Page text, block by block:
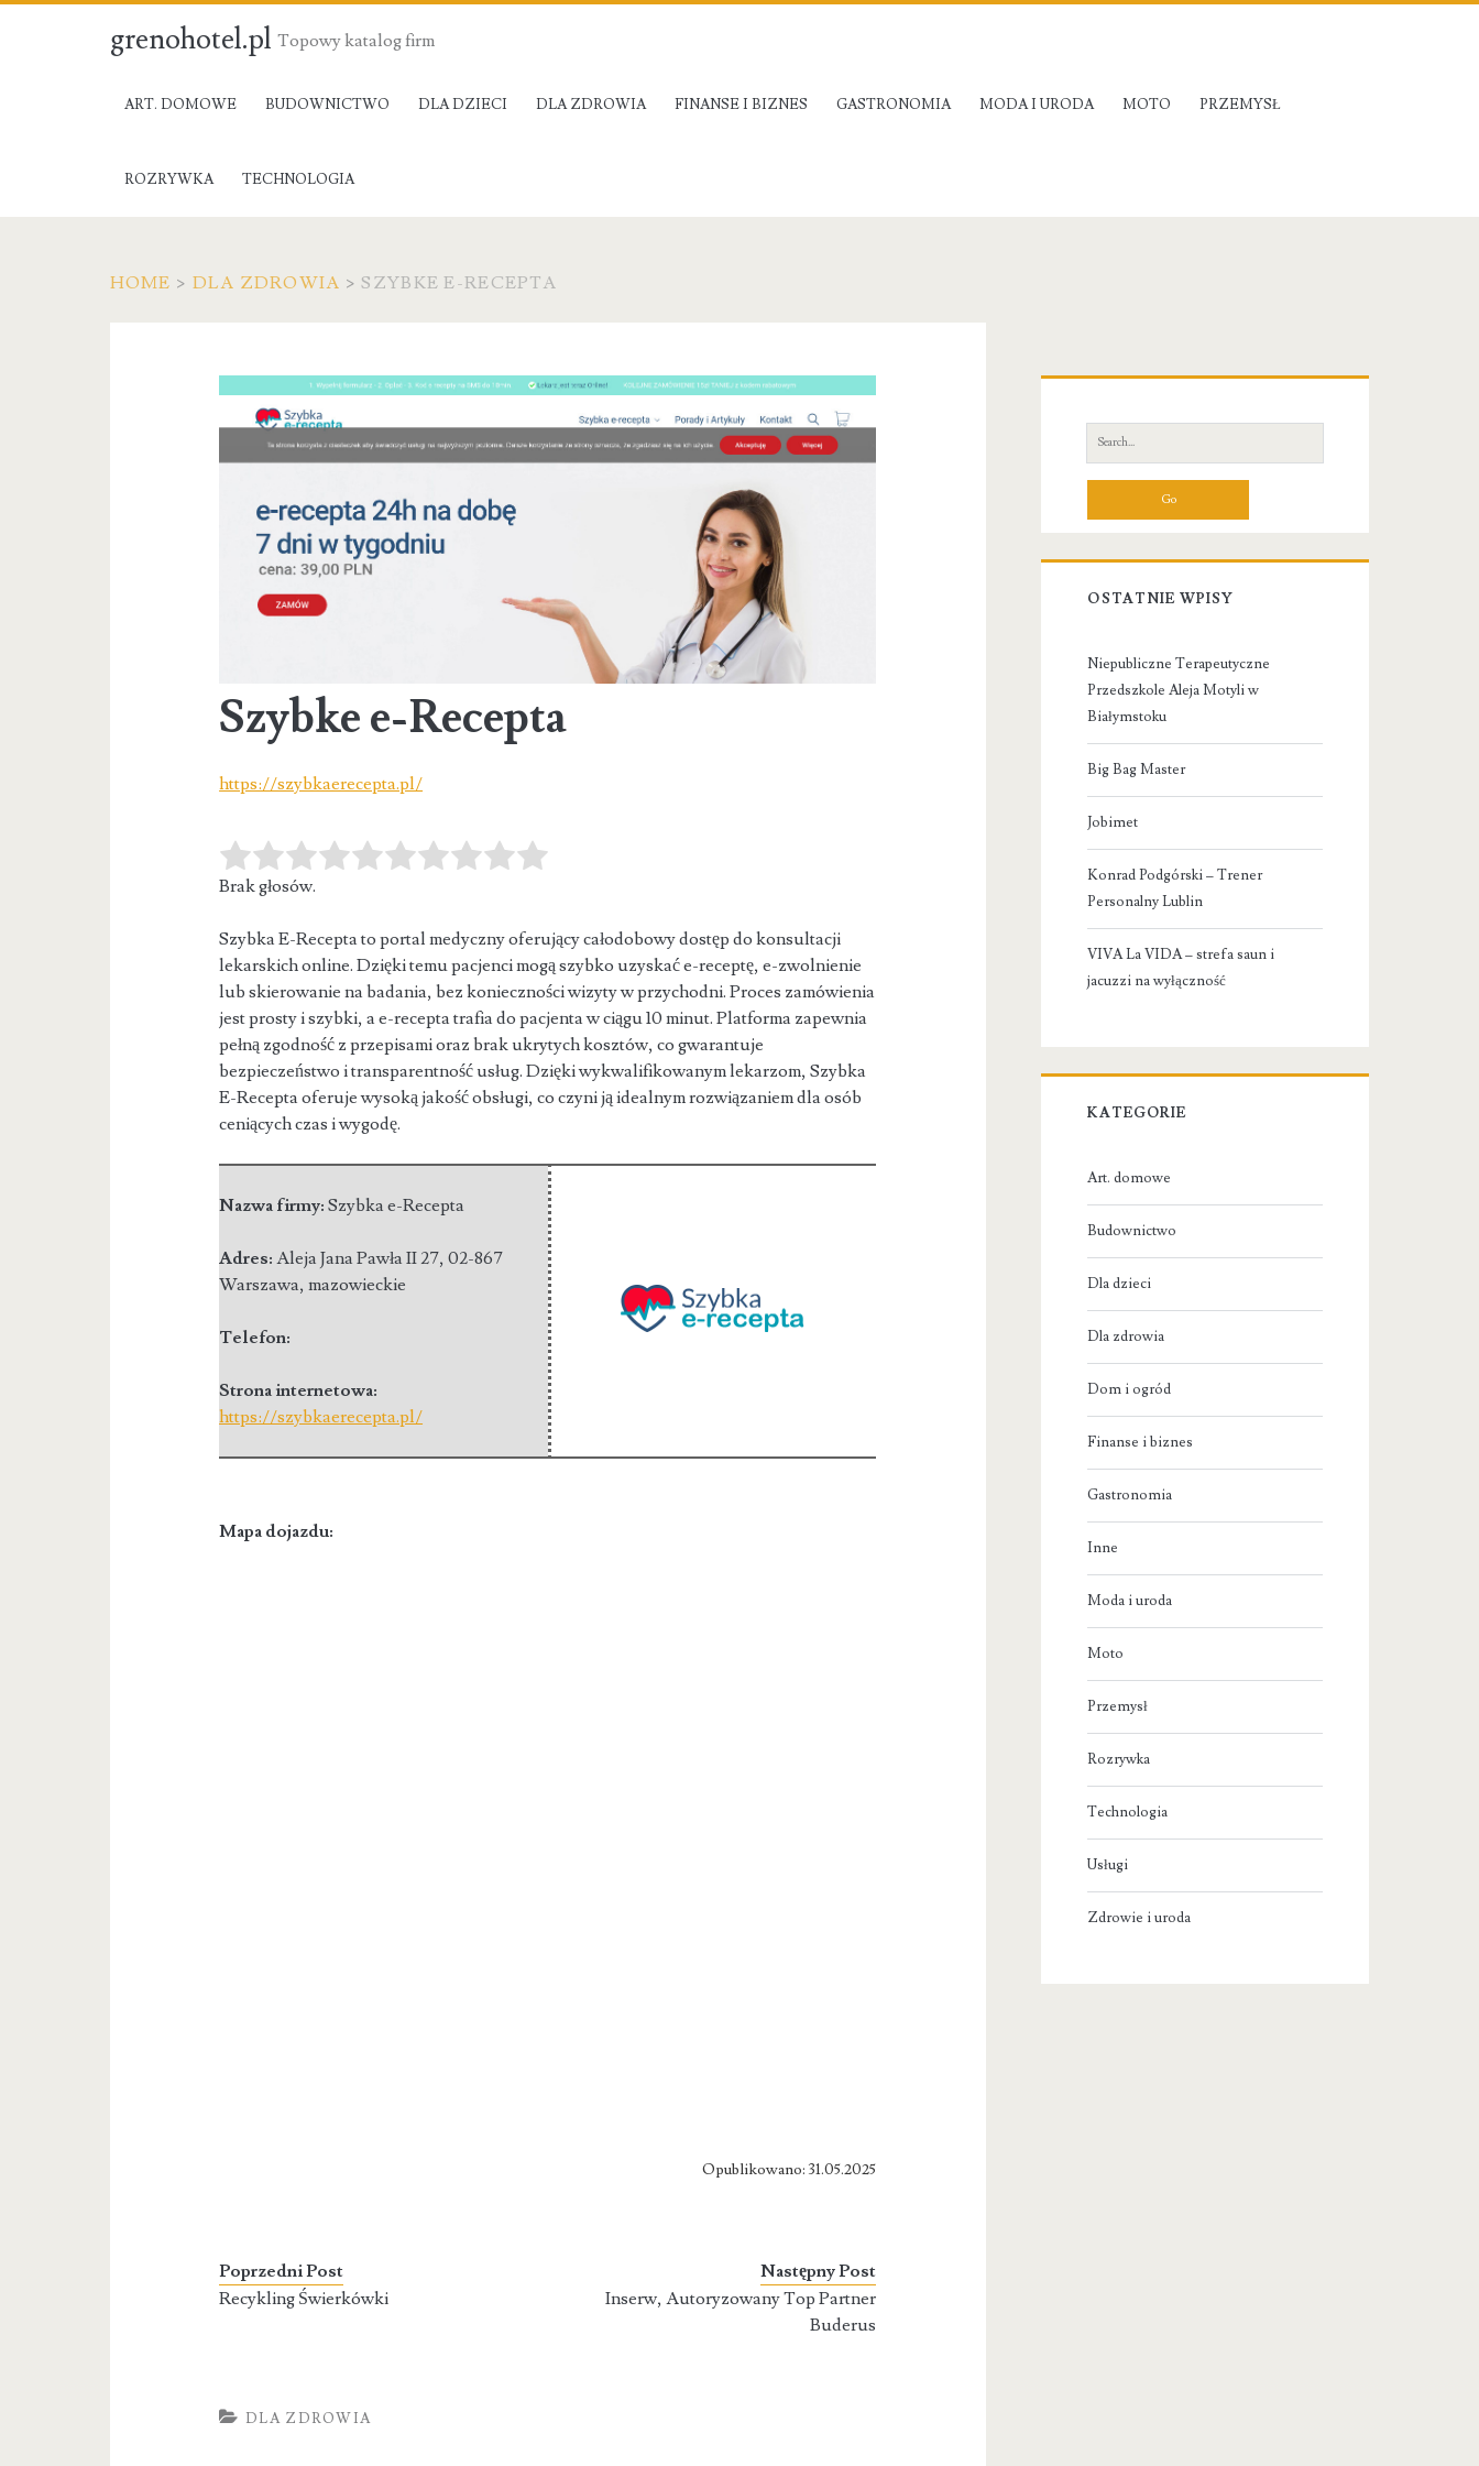
grenohotel.pl Topowy katalog firm
ART. DOMOWE BUDOWNICTWO DLA DZIECI DLA ZDROWIA FINANSE I BIZNES GASTRONOMIA MODA I URODA MOTO PRZEMYSŁ
ROZRYWKA TECHNOLOGIA
HOME > DLA ZDROWIA >SZYBKE E-RECEPTA
Szybke e-Recepta
https://szybkaerecepta.pl/
Brak głosów.
Szybka E-Recepta to portal medyczny oferujący całodobowy dostęp do konsultacji
lekarskich online. Dzięki temu pacjenci mogą szybko uzyskać e-receptę, e-zwolnienie
lub skierowanie na badania, bez konieczności wizyty w przychodni. Proces zamówienia
jest prosty i szybki, a e-recepta trafia do pacjenta w ciągu 10 minut. Platforma zapewnia
pełną zgodność z przepisami oraz brak ukrytych kosztów, co gwarantuje
bezpieczeństwo i transparentność usług. Dzięki wykwalifikowanym lekarzom, Szybka
E-Recepta oferuje wysoką jakość obsługi, co czyni ją idealnym rozwiązaniem dla osób
ceniących czas i wygodę.
Nazwa firmy:Szybka e-Recepta
Adres:Aleja Jana Pawła II 27,02-867
Warszawa,mazowieckie
Telefon:
Strona internetowa:
https://szybkaerecepta.pl/
Mapa dojazdu:
Opublikowano: 31.05.2025
Poprzedni Post
Recykling Świerkówki
Następny Post
Inserw, Autoryzowany Top Partner
Buderus
DLA ZDROWIA
Sidebar
Search
for:
OSTATNIE WPISY
Niepubliczne Terapeutyczne
Przedszkole Aleja Motyli w
Białymstoku
Big Bag Master
Jobimet
Konrad Podgórski – Trener
Personalny Lublin
VIVA La VIDA – strefa saun i
jacuzzi na wyłączność
KATEGORIE
Art. domowe
Budownictwo
Dla dzieci
Dla zdrowia
Dom i ogród
Finanse i biznes
Gastronomia
Inne
Moda i uroda
Moto
Przemysł
Rozrywka
Technologia
Usługi
Zdrowie i uroda